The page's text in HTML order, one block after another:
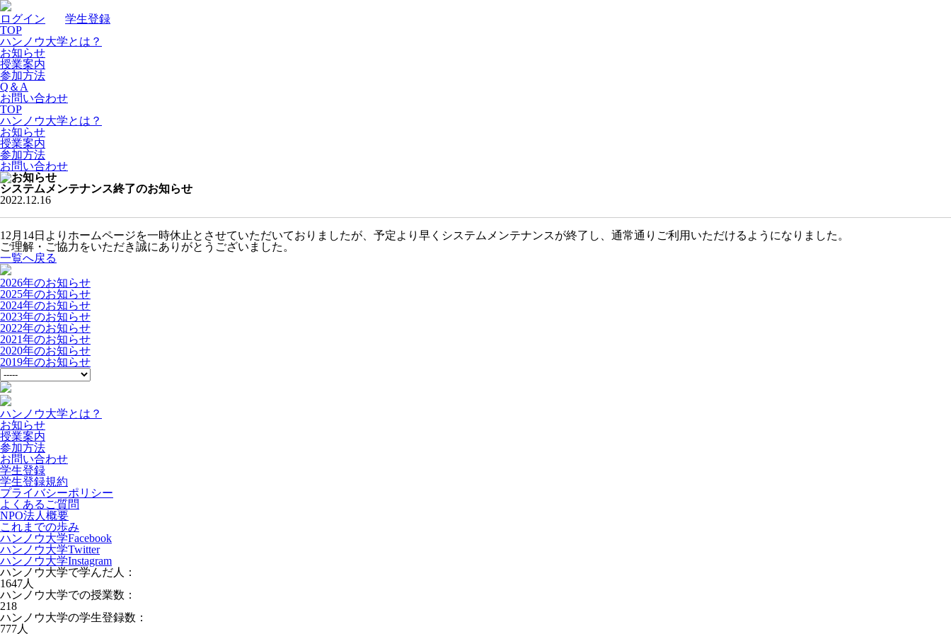
ログイン
学生登録
TOP
ハンノウ大学とは？
お知らせ
授業案内
参加方法
Q＆A
お問い合わせ
TOP
ハンノウ大学とは？
お知らせ
授業案内
参加方法
お問い合わせ
システムメンテナンス終了のお知らせ
2022.12.16
12月14日よりホームページを一時休止とさせていただいておりましたが、予定より早くシステムメンテナンスが終了し、通常通りご利用いただけるようになりました。
ご理解・ご協力をいただき誠にありがとうございました。
一覧へ戻る
2026年のお知らせ
2025年のお知らせ
2024年のお知らせ
2023年のお知らせ
2022年のお知らせ
2021年のお知らせ
2020年のお知らせ
2019年のお知らせ
ハンノウ大学とは？
お知らせ
授業案内
参加方法
お問い合わせ
学生登録
学生登録規約
プライバシーポリシー
よくあるご質問
NPO法人概要
これまでの歩み
ハンノウ大学Facebook
ハンノウ大学Twitter
ハンノウ大学Instagram
ハンノウ大学で学んだ人：
1647人
ハンノウ大学での授業数：
218
ハンノウ大学の学生登録数：
777人